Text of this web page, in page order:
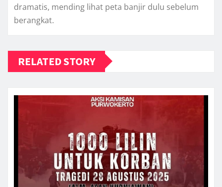
dramatis, mending lihat peta banjir dulu sebelum
berangkat.
RELATED STORY